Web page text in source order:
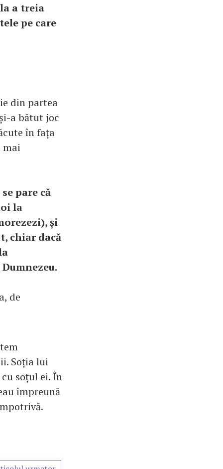
a treia
pe care
din partea
a bătut joc
în fața
mai
pare că
la
și
chiar dacă
de
Soția lui
soțul ei. În
împreună